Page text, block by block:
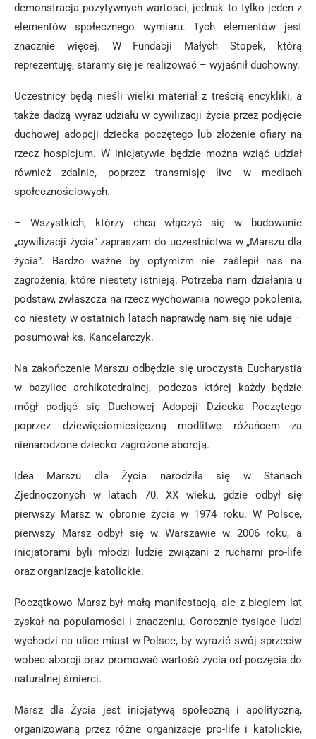
demonstracja pozytywnych wartości, jednak to tylko jeden z
elementów społecznego wymiaru. Tych elementów jest
znacznie więcej. W Fundacji Małych Stopek, którą
reprezentuję, staramy się je realizować – wyjaśnił duchowny.
Uczestnicy będą nieśli wielki materiał z treścią encykliki, a
także dadzą wyraz udziału w cywilizacji życia przez podjęcie
duchowej adopcji dziecka poczętego lub złożenie ofiary na
rzecz hospicjum. W inicjatywie będzie można wziąć udział
również zdalnie, poprzez transmisję live w mediach
społecznościowych.
– Wszystkich, którzy chcą włączyć się w budowanie
„cywilizacji życia” zapraszam do uczestnictwa w „Marszu dla
życia”. Bardzo ważne by optymizm nie zaślepił nas na
zagrożenia, które niestety istnieją. Potrzeba nam działania u
podstaw, zwłaszcza na rzecz wychowania nowego pokolenia,
co niestety w ostatnich latach naprawdę nam się nie udaje –
posumował ks. Kancelarczyk.
Na zakończenie Marszu odbędzie się uroczysta Eucharystia
w bazylice archikatedralnej, podczas której każdy będzie
mógł podjąć się Duchowej Adopcji Dziecka Poczętego
poprzez dziewięciomiesięczną modlitwę różańcem za
nienarodzone dziecko zagrożone aborcją.
Idea Marszu dla Życia narodziła się w Stanach
Zjednoczonych w latach 70. XX wieku, gdzie odbył się
pierwszy Marsz w obronie życia w 1974 roku. W Polsce,
pierwszy Marsz odbył się w Warszawie w 2006 roku, a
inicjatorami byli młodzi ludzie związani z ruchami pro-life
oraz organizacje katolickie.
Początkowo Marsz był małą manifestacją, ale z biegiem lat
zyskał na popularności i znaczeniu. Corocznie tysiące ludzi
wychodzi na ulice miast w Polsce, by wyrazić swój sprzeciw
wobec aborcji oraz promować wartość życia od poczęcia do
naturalnej śmierci.
Marsz dla Życia jest inicjatywą społeczną i apolityczną,
organizowaną przez różne organizacje pro-life i katolickie,